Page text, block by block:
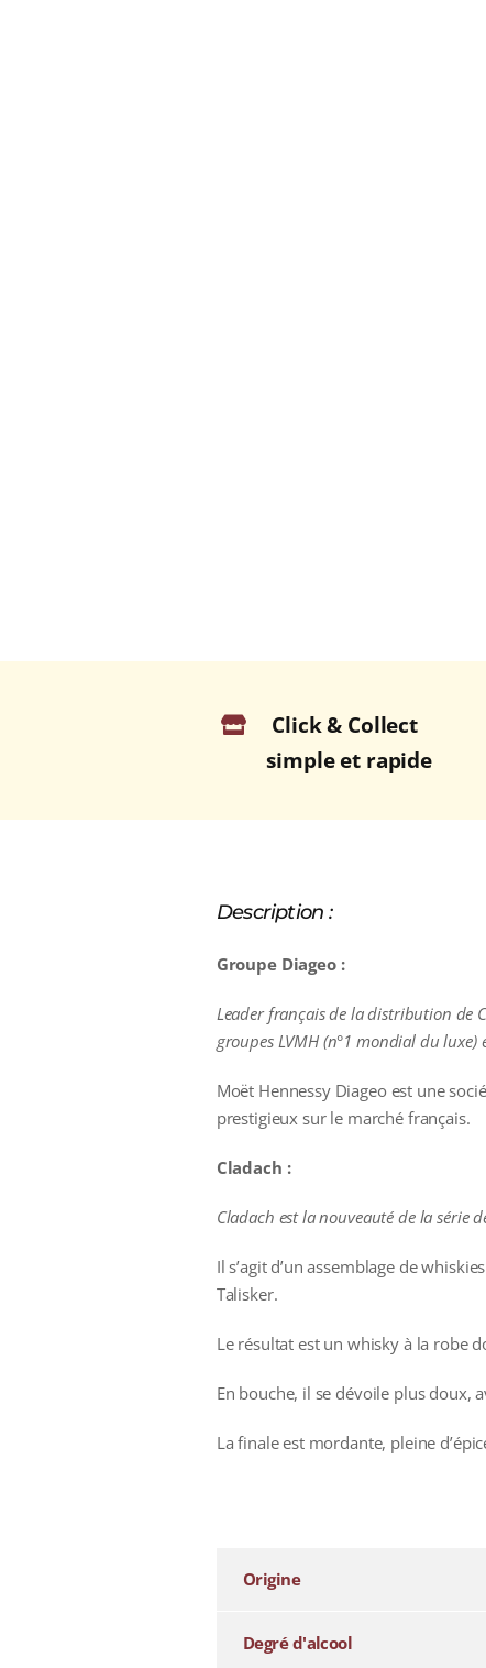
Click & Collect
simple et rapide
Description :
Groupe Diageo :
Leader français de la distribution de
groupes LVMH (n°1 mondial du luxe)
Moët Hennessy Diageo est une
prestigieux sur le marché français.
Cladach :
Cladach est la nouveauté de la série
Il s’agit d’un assemblage de
Talisker.
Le résultat est un whisky à la robe
En bouche, il se dévoile plus doux,
La finale est mordante, pleine
Origine
Degré d'alcool